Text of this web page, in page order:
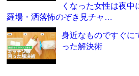
くなった女性は夜
羅場・洒落怖のぞき見チャ…
身近なものですぐに
った解決術